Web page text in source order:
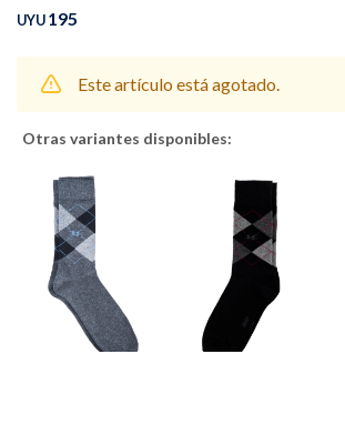
UYU195
Este artículo está agotado.
Otras variantes disponibles:
Shorts
Sacos Calzado